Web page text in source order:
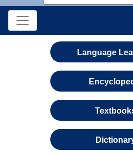
Language